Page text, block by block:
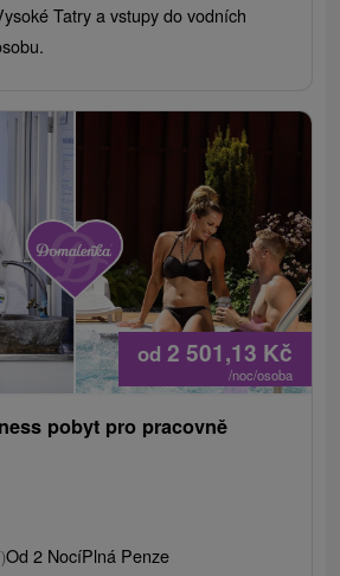
Tatry a vstupy do vodních
od 2 501,13 Kč
/noc/osoba
pobyt pro pracovně
Od 2 NocíPlná Penze